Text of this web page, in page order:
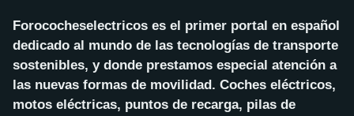
Forococheselectricos es el primer portal en español
dedicado al mundo de las tecnologías de transporte
sostenibles, y donde prestamos especial atención a
las nuevas formas de movilidad. Coches eléctricos,
motos eléctricas, puntos de recarga, pilas de